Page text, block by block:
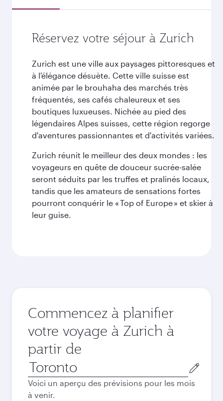
Réservez votre séjour à Zurich
Zurich est une ville aux paysages pittoresques et
à l'élégance désuète. Cette ville suisse est
animée par le brouhaha des marchés très
fréquentés, ses cafés chaleureux et ses
boutiques luxueuses. Nichée au pied des
légendaires Alpes suisses, cette région regorge
d'aventures passionnantes et d'activités variées.
Zurich réunit le meilleur des deux mondes : les
voyageurs en quête de douceur sucrée-salée
seront séduits par les truffes et pralinés locaux,
tandis que les amateurs de sensations fortes
pourront conquérir le « Top of Europe » et skier à
leur guise.
Commencez à planifier
votre voyage à Zurich à
partir de
Ville
de
départ
Voici un aperçu des prévisions pour les mois
à venir.